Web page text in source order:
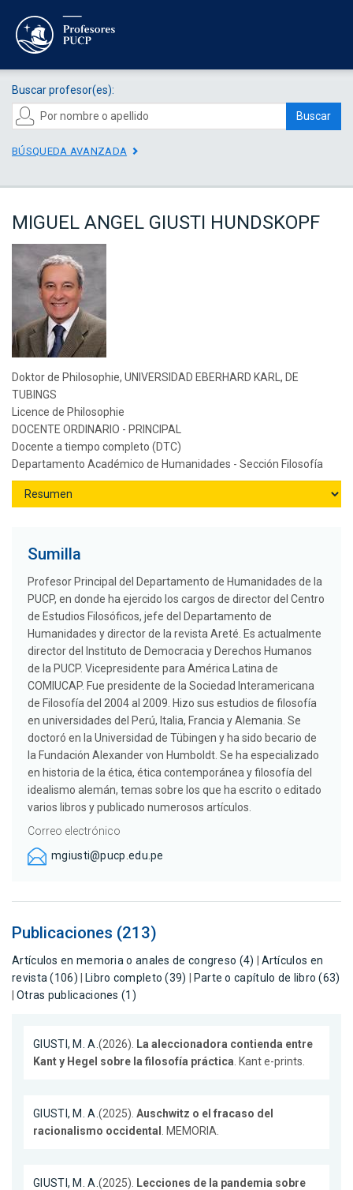
Buscar profesor(es):
Buscar
BÚSQUEDA AVANZADA
MIGUEL ANGEL GIUSTI HUNDSKOPF
Doktor de Philosophie, UNIVERSIDAD EBERHARD KARL, DE
TUBINGS
Licence de Philosophie
DOCENTE ORDINARIO - PRINCIPAL
Docente a tiempo completo (DTC)
Departamento Académico de Humanidades - Sección Filosofía
Sumilla
Profesor Principal del Departamento de Humanidades de la
PUCP, en donde ha ejercido los cargos de director del Centro
de Estudios Filosóficos, jefe del Departamento de
Humanidades y director de la revista Areté. Es actualmente
director del Instituto de Democracia y Derechos Humanos
de la PUCP. Vicepresidente para América Latina de
COMIUCAP. Fue presidente de la Sociedad Interamericana
de Filosofía del 2004 al 2009. Hizo sus estudios de filosofía
en universidades del Perú, Italia, Francia y Alemania. Se
doctoró en la Universidad de Tübingen y ha sido becario de
la Fundación Alexander von Humboldt. Se ha especializado
en historia de la ética, ética contemporánea y filosofía del
idealismo alemán, temas sobre los que ha escrito o editado
varios libros y publicado numerosos artículos.
Correo electrónico
mgiusti@pucp.edu.pe
Publicaciones (213)
Artículos en memoria o anales de congreso (4)
Artículos en
revista (106)
Libro completo (39)
Parte o capítulo de libro (63)
Otras publicaciones (1)
GIUSTI, M. A. (2026).
La aleccionadora contienda entre
Kant y Hegel sobre la filosofía práctica . Kant e-prints.
GIUSTI, M. A. (2025). Auschwitz o el fracaso del
racionalismo occidental
. MEMORIA.
GIUSTI, M. A. (2025).
Lecciones de la pandemia sobre